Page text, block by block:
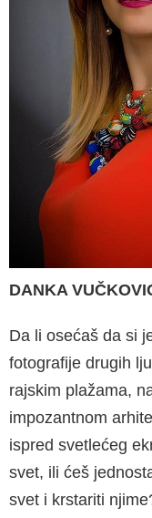
DANKA
Da li osećaš da si
fotografije drugih
rajskim plažama,
impozantnom
ispred svetlećeg
svet, ili ćeš
svet i krstariti